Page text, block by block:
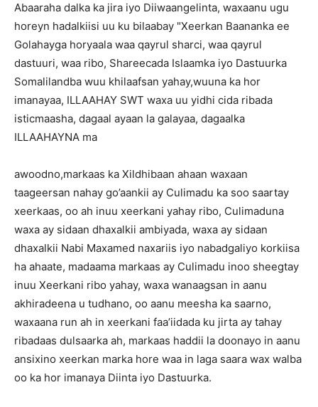
Abaaraha dalka ka jira iyo Diiwaangelinta, waxaanu ugu
horeyn hadalkiisi uu ku bilaabay "Xeerkan Baananka ee
Golahayga horyaala waa qayrul sharci, waa qayrul
dastuuri, waa ribo, Shareecada Islaamka iyo Dastuurka
Somalilandba wuu khilaafsan yahay,wuuna ka hor
imanayaa, ILLAAHAY SWT waxa uu yidhi cida ribada
isticmaasha, dagaal ayaan la galayaa, dagaalka
ILLAAHAYNA ma
awoodno,markaas ka Xildhibaan ahaan waxaan
taageersan nahay go’aankii ay Culimadu ka soo saartay
xeerkaas, oo ah inuu xeerkani yahay ribo, Culimaduna
waxa ay sidaan dhaxalkii ambiyada, waxa ay sidaan
dhaxalkii Nabi Maxamed naxariis iyo nabadgaliyo korkiisa
ha ahaate, madaama markaas ay Culimadu inoo sheegtay
inuu Xeerkani ribo yahay, waxa wanaagsan in aanu
akhiradeena u tudhano, oo aanu meesha ka saarno,
waxaana run ah in xeerkani faa’iidada ku jirta ay tahay
ribadaas dulsaarka ah, markaas haddii la doonayo in aanu
ansixino xeerkan marka hore waa in laga saara wax walba
oo ka hor imanaya Diinta iyo Dastuurka.